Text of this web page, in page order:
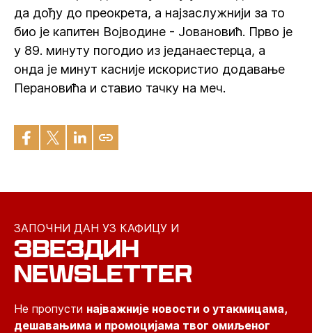
да дођу до преокрета, а најзаслужнији за то
био је капитен Војводине - Јовановић. Прво је
у 89. минуту погодио из једанаестерца, а
онда је минут касније искористио додавање
Перановића и ставио тачку на меч.
ЗАПОЧНИ ДАН УЗ КАФИЦУ И
ЗВЕЗДИН
NEWSLETTER
Не пропусти најважније новости о утакмицама,
дешавањима и промоцијама твог омиљеног